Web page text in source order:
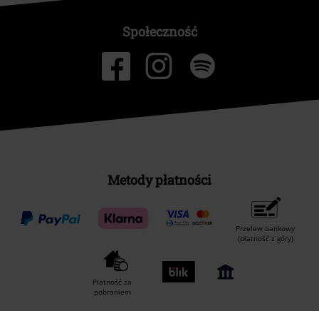
Społeczność
Metody płatności
Przelew bankowy
(płatność z góry)
Płatność za
pobraniem